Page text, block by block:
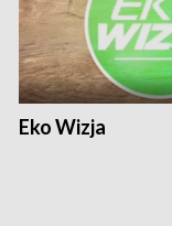
Eko Wizja